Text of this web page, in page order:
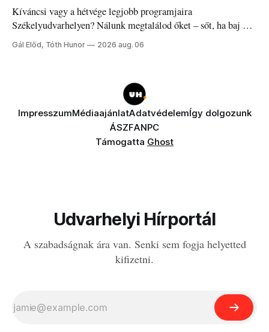
Kíváncsi vagy a hétvége legjobb programjaira
Székelyudvarhelyen? Nálunk megtalálod őket – sőt, ha baj van
a fogaddal, a fogorvosi ügyeletet is!
Gál Előd, Tóth Hunor 2026 aug. 06
ImpresszumMédiaajánlatAdatvédelemÍgy dolgozunk
ÁSZFANPC
Támogatta Ghost
Udvarhelyi Hírportál
A szabadságnak ára van. Senki sem fogja helyetted
kifizetni.